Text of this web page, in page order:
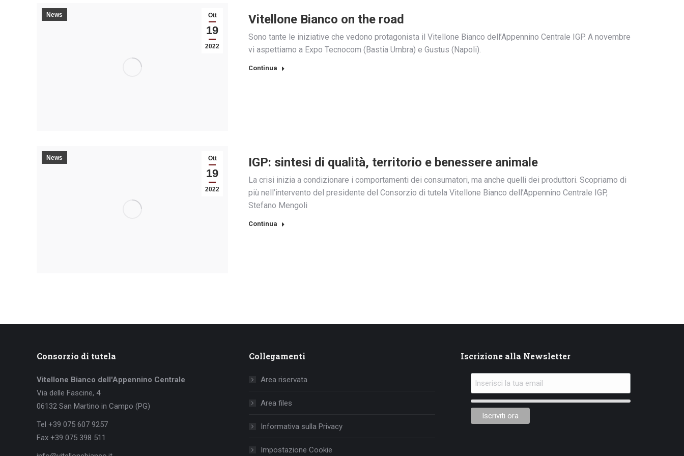
Ott
19
2022
News Vitellone Bianco on the road
Sono tante le iniziative che vedono protagonista il Vitellone Bianco dell’Appennino Centrale IGP. A novembre
vi aspettiamo a Expo Tecnocom (Bastia Umbra) e Gustus (Napoli).
Continua
Ott
19
2022
News IGP: sintesi di qualità, territorio e benessere animale
La crisi inizia a condizionare i comportamenti dei consumatori, ma anche quelli dei produttori. Scopriamo di
più nell’intervento del presidente del Consorzio di tutela Vitellone Bianco dell’Appennino Centrale IGP,
Stefano Mengoli
Continua
Consorzio di tutela
Vitellone Bianco dell'Appennino Centrale
Via delle Fascine, 4
06132 San Martino in Campo (PG)
Tel +39 075 607 9257
Fax +39 075 398 511
Collegamenti
Area riservata
Area files
Informativa sulla Privacy
Impostazione Cookie
Iscrizione alla Newsletter